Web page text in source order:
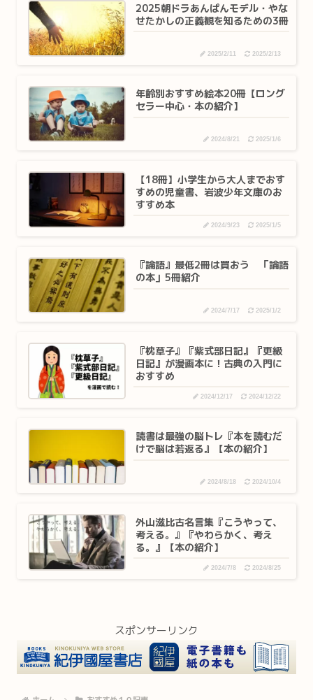
2025朝ドラあんぱんモデル・やな
せたかしの正義観を知るための3冊
2025/2/11 2025/2/13
年齢別おすすめ絵本20冊【ロング
セラー中心・本の紹介】
2024/8/21 2025/1/6
【18冊】小学生から大人までおす
すめの児童書、岩波少年文庫のお
すすめ本
2024/9/23 2025/1/5
『論語』最低2冊は買おう 「論語
の本」5冊紹介
2024/7/17 2025/1/2
『枕草子』『紫式部日記』『更級
日記』が漫画本に！古典の入門に
おすすめ
2024/12/17 2024/12/22
読書は最強の脳トレ『本を読むだ
けで脳は若返る』【本の紹介】
2024/8/18 2024/10/4
外山滋比古名言集『こうやって、
考える。』『やわらかく、考え
る。』【本の紹介】
2024/7/8 2024/8/25
スポンサーリンク